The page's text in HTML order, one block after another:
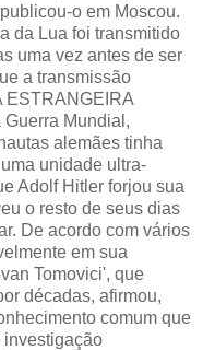
o em Moscou.
da Lua foi transmitido
uma vez antes de ser
a transmissão
ESTRANGEIRA
Mundial,
alemães tinha
unidade ultra-
Adolf Hitler forjou sua
o resto de seus dias
De acordo com vários
em sua
Tomovici', que
décadas, afirmou,
comum que
investigação